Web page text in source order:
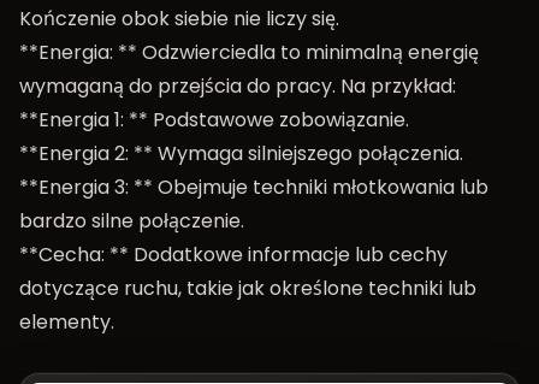
Kończenie obok siebie nie liczy się.
**Energia: ** Odzwierciedla to minimalną energię
wymaganą do przejścia do pracy. Na przykład:
**Energia 1: ** Podstawowe zobowiązanie.
**Energia 2: ** Wymaga silniejszego połączenia.
**Energia 3: ** Obejmuje techniki młotkowania lub
bardzo silne połączenie.
**Cecha: ** Dodatkowe informacje lub cechy
dotyczące ruchu, takie jak określone techniki lub
elementy.